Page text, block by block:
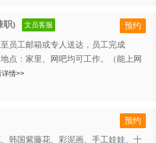
职) 文员客服
员工邮箱或专人送达，员工完成
点：家里、网吧均可工作。（能上网
详情>>
预约
韩国紫藤花、彩泥画、手工娃娃、十
预约